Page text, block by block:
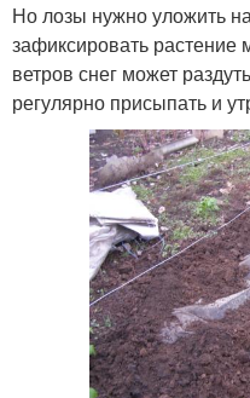
Но лозы нужно уложить
зафиксировать растение
ветров снег может
регулярно присыпать и